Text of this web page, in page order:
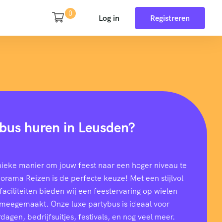
0 Log in Registreren
huren in Leusden?
manier om jouw feest naar een hoger niveau te
Reizen is de perfecte keuze! Met een stijlvol
bieden wij een feestervaring op wielen
Onze luxe partybus is ideaal voor
bedrijfsuitjes, festivals, en nog veel meer.